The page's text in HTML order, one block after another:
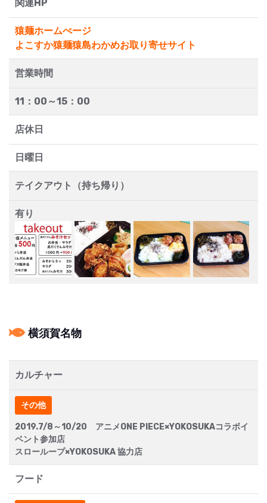
関連HP
猿麺ホームぺージ
よこすか猿麺猿島わかめお取り寄せサイト
営業時間
11：00～15：00
店休日
日曜日
テイクアウト（持ち帰り）
有り
横須賀名物
カルチャー
その他
2019.7/8～10/20 アニメONE PIECE×YOKOSUKAコラボイ
ベント参加店
スローループ×YOKOSUKA 協力店
フード